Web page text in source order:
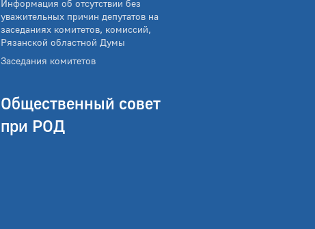
Информация об отсутствии без
уважительных причин депутатов на
заседаниях комитетов, комиссий,
Рязанской областной Думы
Заседания комитетов
Общественный совет
при РОД